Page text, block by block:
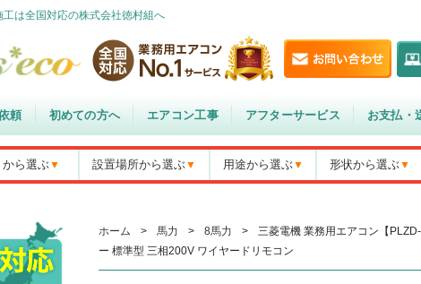
は全国対応の株式会社徳村組へ
頼 初めての方へ エアコン工事 アフターサービス お支払・
から選ぶ 設置場所から選ぶ 用途から選ぶ 形状から選ぶ
ホーム > 馬力 > 8馬力 >
三菱電機 業務用エアコン【
ー 標準型 三相200V ワイヤードリモコン